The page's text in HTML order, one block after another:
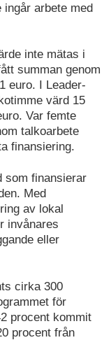
arbete med
inte mätas i
summan genom
euro. I Leader-
värd 15
Var femte
talkoarbete
finansiering.
som finansierar
Med
av lokal
invånares
eller
cirka 300
för
procent kommit
procent från